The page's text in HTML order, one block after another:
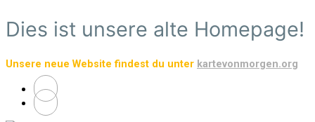
Zum
Hauptinhalt
Dies ist unsere alte Homepage!
Unsere neue Website findest du unter kartevonmorgen.org